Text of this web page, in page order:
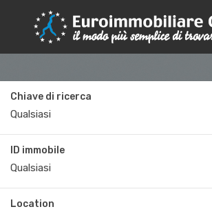
Chiave di ricerca
ID immobile
Location